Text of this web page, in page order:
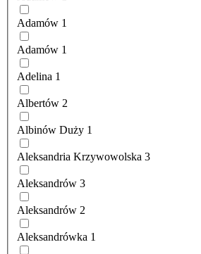
Adamów 1
Adamów 1
Adelina 1
Albertów 2
Albinów Duży 1
Aleksandria Krzywowolska 3
Aleksandrów 3
Aleksandrów 2
Aleksandrówka 1